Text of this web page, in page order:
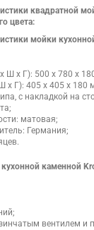
квадратной
цвета:
мойки
Ш х Г): 500 х 780 х
х Г): 405 х 405 х 180
с накладкой на
матовая;
Германия;
каменной
вентилем и